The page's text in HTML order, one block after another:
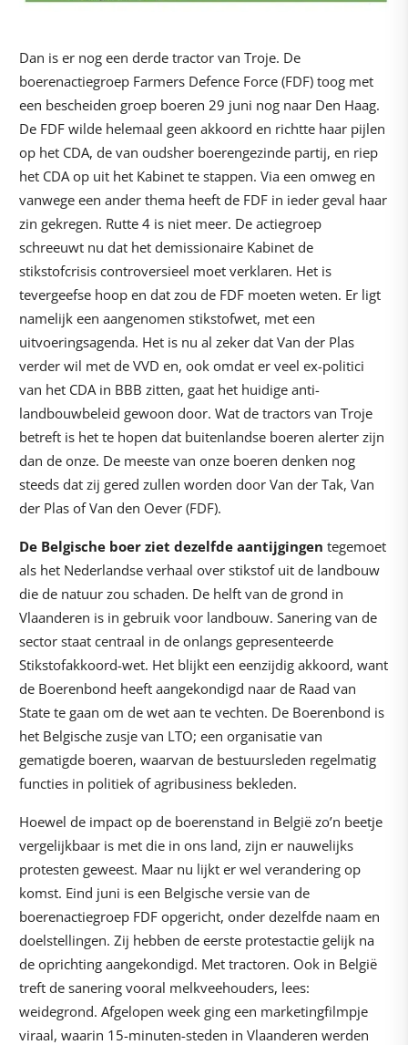
Dan is er nog een derde tractor van Troje. De
boerenactiegroep Farmers Defence Force (FDF) toog met
een bescheiden groep boeren 29 juni nog naar Den Haag.
De FDF wilde helemaal geen akkoord en richtte haar pijlen
op het CDA, de van oudsher boerengezinde partij, en riep
het CDA op uit het Kabinet te stappen. Via een omweg en
vanwege een ander thema heeft de FDF in ieder geval haar
zin gekregen. Rutte 4 is niet meer. De actiegroep
schreeuwt nu dat het demissionaire Kabinet de
stikstofcrisis controversieel moet verklaren. Het is
tevergeefse hoop en dat zou de FDF moeten weten. Er ligt
namelijk een aangenomen stikstofwet, met een
uitvoeringsagenda. Het is nu al zeker dat Van der Plas
verder wil met de VVD en, ook omdat er veel ex-politici
van het CDA in BBB zitten, gaat het huidige anti-
landbouwbeleid gewoon door. Wat de tractors van Troje
betreft is het te hopen dat buitenlandse boeren alerter zijn
dan de onze. De meeste van onze boeren denken nog
steeds dat zij gered zullen worden door Van der Tak, Van
der Plas of Van den Oever (FDF).
De Belgische boer ziet dezelfde aantijgingen tegemoet
als het Nederlandse verhaal over stikstof uit de landbouw
die de natuur zou schaden. De helft van de grond in
Vlaanderen is in gebruik voor landbouw. Sanering van de
sector staat centraal in de onlangs gepresenteerde
Stikstofakkoord-wet. Het blijkt een eenzijdig akkoord, want
de Boerenbond heeft aangekondigd naar de Raad van
State te gaan om de wet aan te vechten. De Boerenbond is
het Belgische zusje van LTO; een organisatie van
gematigde boeren, waarvan de bestuursleden regelmatig
functies in politiek of agribusiness bekleden.
Hoewel de impact op de boerenstand in België zo’n beetje
vergelijkbaar is met die in ons land, zijn er nauwelijks
protesten geweest. Maar nu lijkt er wel verandering op
komst. Eind juni is een Belgische versie van de
boerenactiegroep FDF opgericht, onder dezelfde naam en
doelstellingen. Zij hebben de eerste protestactie gelijk na
de oprichting aangekondigd. Met tractoren. Ook in België
treft de sanering vooral melkveehouders, lees:
weidegrond. Afgelopen week ging een marketingfilmpje
viraal, waarin 15-minuten-steden in Vlaanderen werden